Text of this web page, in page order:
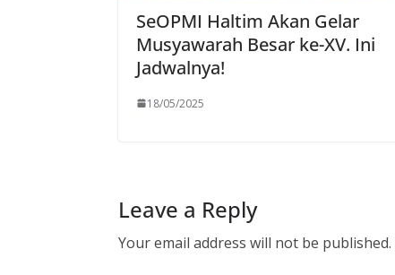
SeOPMI Haltim Akan Gelar
Musyawarah Besar ke-XV. Ini
Jadwalnya!
18/05/2025
Leave a Reply
Your email address will not be published.